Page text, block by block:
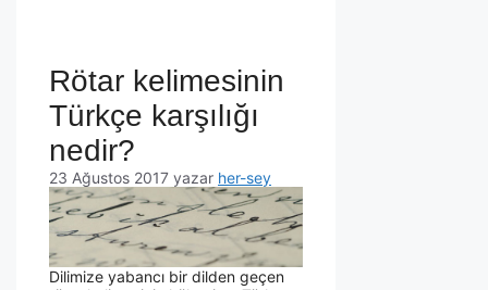
Rötar kelimesinin
Türkçe karşılığı
nedir?
23 Ağustos 2017 yazar her-sey
Dilimize yabancı bir dilden geçen